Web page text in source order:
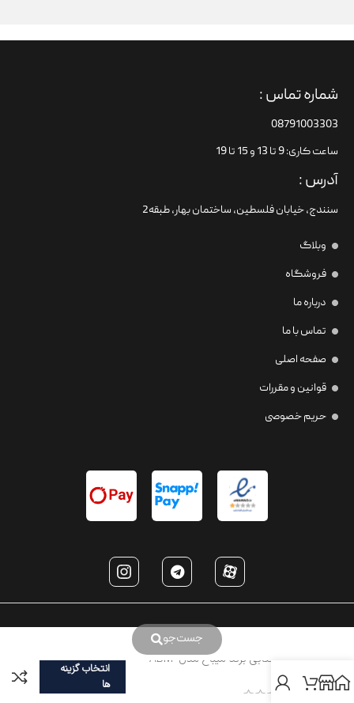
جست‌جو
شماره تماس :
08791003303
ساعت کاری: 9 تا 13 و 15 تا 19
آدرس :
سنندج، خیابان فلسطین،‌ ساختمان بهار، طبقه2
وبلاگ
فروشگاه
درباره ما
تماس با ما
صفحه اصلی
قوانین و مقررات
حریم خصوصی
عینک آفتابی برند میباخ مدل ABM-
Z34
انتخاب گزینه
ها